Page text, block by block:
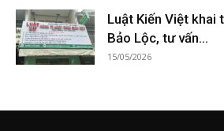
Luật Kiến Việt khai
Bảo Lộc, tư vấn...
15/05/2026